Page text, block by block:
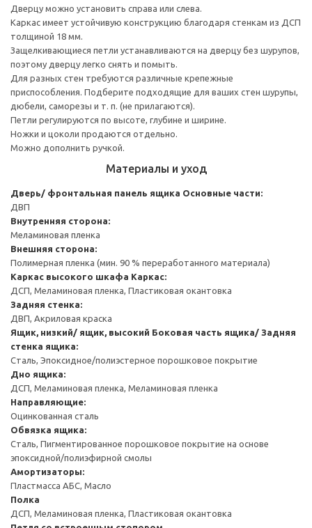
Дверцу можно установить справа или слева.
Каркас имеет устойчивую конструкцию благодаря стенкам из ДСП
толщиной 18 мм.
Защелкивающиеся петли устанавливаются на дверцу без шурупов,
поэтому дверцу легко снять и помыть.
Для разных стен требуются различные крепежные
приспособления. Подберите подходящие для ваших стен шурупы,
дюбели, саморезы и т. п. (не прилагаются).
Петли регулируются по высоте, глубине и ширине.
Ножки и цоколи продаются отдельно.
Можно дополнить ручкой.
Материалы и уход
Дверь/ фронтальная панель ящика Основные части:
ДВП
Внутренняя сторона:
Меламиновая пленка
Внешняя сторона:
Полимерная пленка (мин. 90 % переработанного материала)
Каркас высокого шкафа Каркас:
ДСП, Меламиновая пленка, Пластиковая окантовка
Задняя стенка:
ДВП, Акриловая краска
Ящик, низкий/ ящик, высокий Боковая часть ящика/ Задняя
стенка ящика:
Сталь, Эпоксидное/полиэстерное порошковое покрытие
Дно ящика:
ДСП, Меламиновая пленка, Меламиновая пленка
Направляющие:
Оцинкованная сталь
Обвязка ящика:
Сталь, Пигментированное порошковое покрытие на основе
эпоксидной/полиэфирной смолы
Амортизаторы:
Пластмасса АБС, Масло
Полка
ДСП, Меламиновая пленка, Пластиковая окантовка